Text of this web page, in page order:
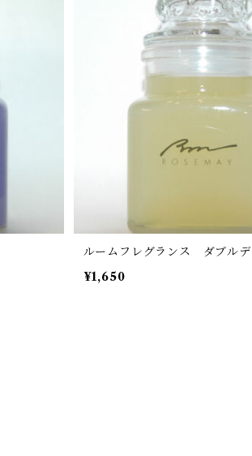
ルームフレグランス ダブルデ
¥1,650